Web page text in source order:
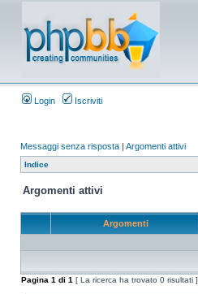
Login Iscriviti
Messaggi senza risposta | Argomenti attivi
Indice
Argomenti attivi
Argomenti
Pagina 1 di 1 [ La ricerca ha trovato 0 risultati ]